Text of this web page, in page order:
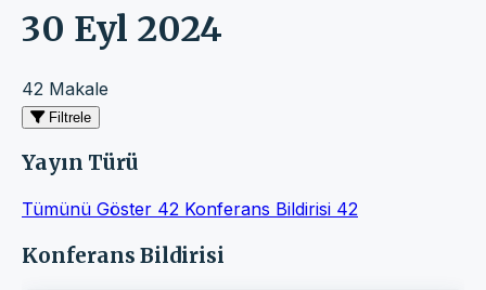
30 Eyl 2024
42 Makale
Filtrele
Yayın Türü
Tümünü Göster 42 Konferans Bildirisi 42
Makaleler
Konferans Bildirisi